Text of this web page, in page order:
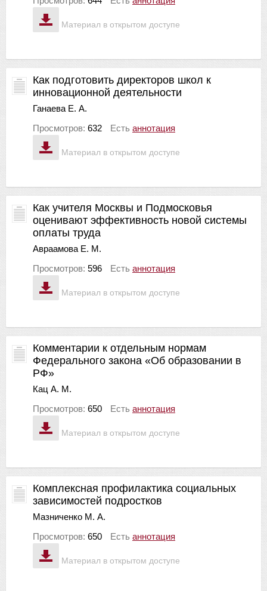
Материал в открытом доступе
Материал в открытом доступе
Как подготовить директоров школ к
инновационной деятельности
Ганаева Е. А.
Просмотров: 632 Есть аннотация
Материал в открытом доступе
Как учителя Москвы и Подмосковья
оценивают эффективность новой системы
оплаты труда
Авраамова Е. М.
Просмотров: 596 Есть аннотация
Материал в открытом доступе
Комментарии к отдельным нормам
Федерального закона «Об образовании в
РФ»
Кац А. М.
Просмотров: 650 Есть аннотация
Материал в открытом доступе
Комплексная профилактика социальных
зависимостей подростков
Мазниченко М. А.
Просмотров: 650 Есть аннотация